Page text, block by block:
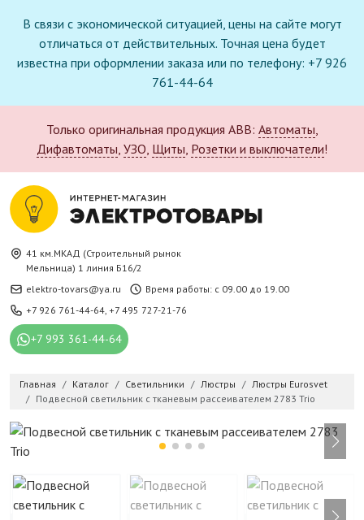
В связи с экономической ситуацией, цены на сайте могут
отличаться от действительных. Точная цена будет
известна при оформлении заказа или по телефону: +7 926
761-44-64
Только оригинальная продукция ABB: Автоматы,
Дифавтоматы, УЗО, Щиты, Розетки и выключатели!
41 км.МКАД (Строительный рынок
Мельница) 1 линия Б16/2
elektro-tovars@ya.ru
Время работы: с 09.00 до 19.00
+7 926 761-44-64, +7 495 727-21-76
+7 993 361-44-64
Главная Каталог Светильники Люстры
Люстры Eurosvet
Подвесной светильник с тканевым рассеивателем 2783 Trio